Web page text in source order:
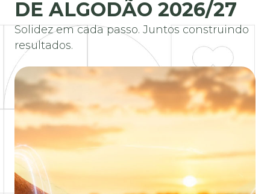
DE ALGODÃO 2026/27
Solidez em cada passo. Juntos construindo
resultados.